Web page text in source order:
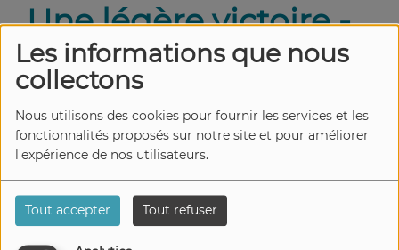
Les informations que nous
collectons
Nous utilisons des cookies pour fournir les services et les
fonctionnalités proposés sur notre site et pour améliorer
l'expérience de nos utilisateurs.
Tout accepter Tout refuser
Une légère victoire -
Pédale !